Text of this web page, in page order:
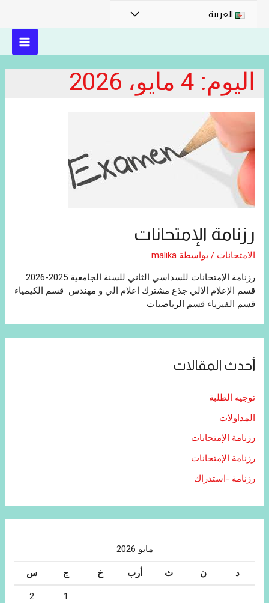
العربية القائمة
اليوم:4 مايو، 2026
رزنامة الإمتحانات
الامتحانات / بواسطة malika
رزنامة الإمتحانات للسداسي الثاني للسنة الجامعية 2025-2026
قسم الإعلام الالي جذع مشترك اعلام الي و مهندس قسم الكيمياء
قسم الفيزياء قسم الرياضيات
أحدث المقالات
توجيه الطلبة
المداولات
رزنامة الإمتحانات
رزنامة الإمتحانات
رزنامة -استدراك
مايو 2026
د ن ث أرب خ ج س
1
2